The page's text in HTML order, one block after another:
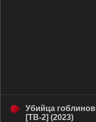
Убийца гоблинов
[ТВ-2] (2023)